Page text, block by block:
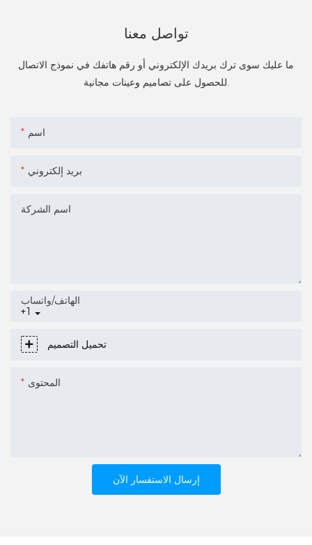
تواصل معنا
ما عليك سوى ترك بريدك الإلكتروني أو رقم هاتفك في نموذج الاتصال
اسم
بريد إلكتروني
اسم الشركة
+1
الهاتف/واتساب
تحميل التصميم
المحتوى
إرسال الاستفسار الآن